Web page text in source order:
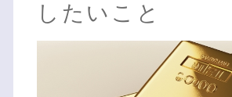
したいこと